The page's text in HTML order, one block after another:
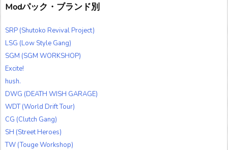
Modパック・ブランド別
SRP (Shutoko Revival Project)
LSG (Low Style Gang)
SGM (SGM WORKSHOP)
Excite!
hush.
DWG (DEATH WISH GARAGE)
WDT (World Drift Tour)
CG (Clutch Gang)
SH (Street Heroes)
TW (Touge Workshop)